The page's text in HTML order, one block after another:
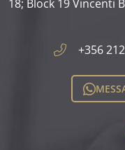
18; Block 19 Vincenti
+356